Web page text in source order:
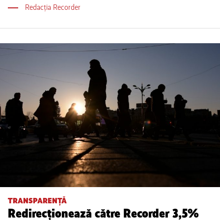
Redacția Recorder
TRANSPARENȚĂ
Redirecționează către Recorder 3,5%